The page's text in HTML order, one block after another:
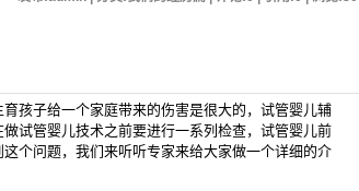
子给一个家庭带来的伤害是很大的，试管婴儿辅
试管婴儿技术之前要进行一系列检查，试管婴儿前
个问题，我们来听听专家来给大家做一个详细的介